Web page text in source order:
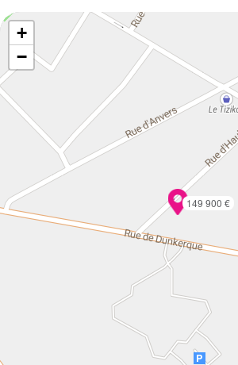
149 900 €
+
−